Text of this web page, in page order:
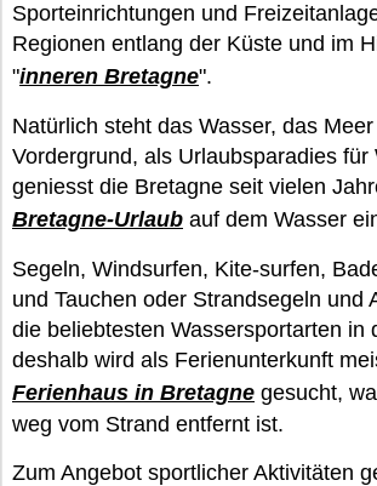
Sporteinrichtungen und
Regionen entlang der Küste und im
"inneren Bretagne".
Natürlich steht das Wasser, das
Vordergrund, als Urlaubsparadies für
geniesst die Bretagne seit vielen
Bretagne-Urlaub auf dem Wasser
Segeln, Windsurfen, Kite-surfen,
und Tauchen oder Strandsegeln und
die beliebtesten Wassersportarten in
deshalb wird als Ferienunterkunft
Ferienhaus in Bretagne gesucht,
weg vom Strand entfernt ist.
Zum Angebot sportlicher Aktivitäten